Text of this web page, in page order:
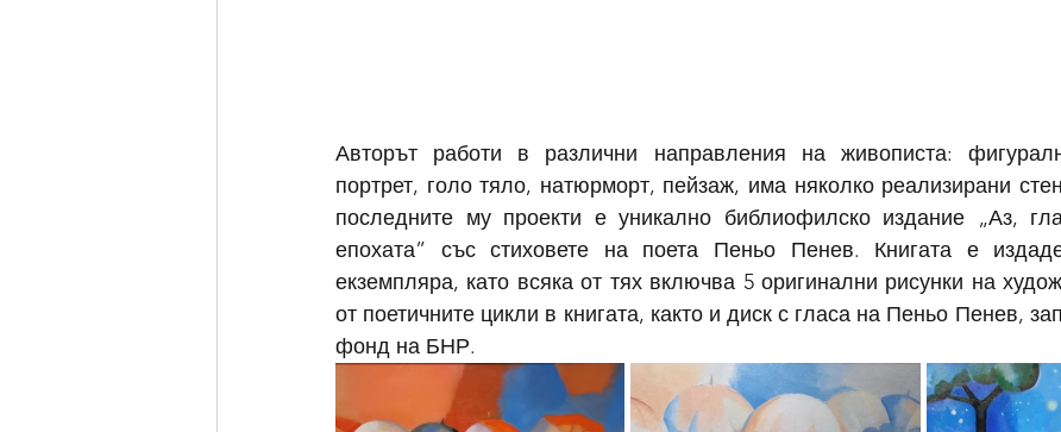
Авторът работи в различни направления на живописта:
портрет, голо тяло, натюрморт, пейзаж, има няколко реализирани
последните му проекти е уникално библиофилско издание „Аз,
епохата” със стиховете на поета Пеньо Пенев. Книгата е
екземпляра, като всяка от тях включва 5 оригинални рисунки на
от поетичните цикли в книгата, както и диск с гласа на Пеньо Пенев,
фонд на БНР.